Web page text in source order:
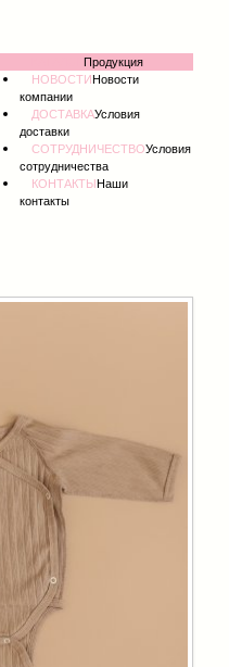
Продукция
НОВОСТИНовости
компании
ДОСТАВКАУсловия
доставки
СОТРУДНИЧЕСТВОУсловия
сотрудничества
КОНТАКТЫНаши
контакты